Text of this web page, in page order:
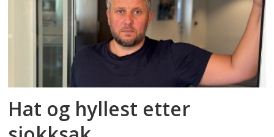
Hat og hyllest etter